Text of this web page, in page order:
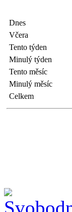
Dnes
Včera
Tento týden
Minulý týden
Tento měsíc
Minulý měsíc
Celkem